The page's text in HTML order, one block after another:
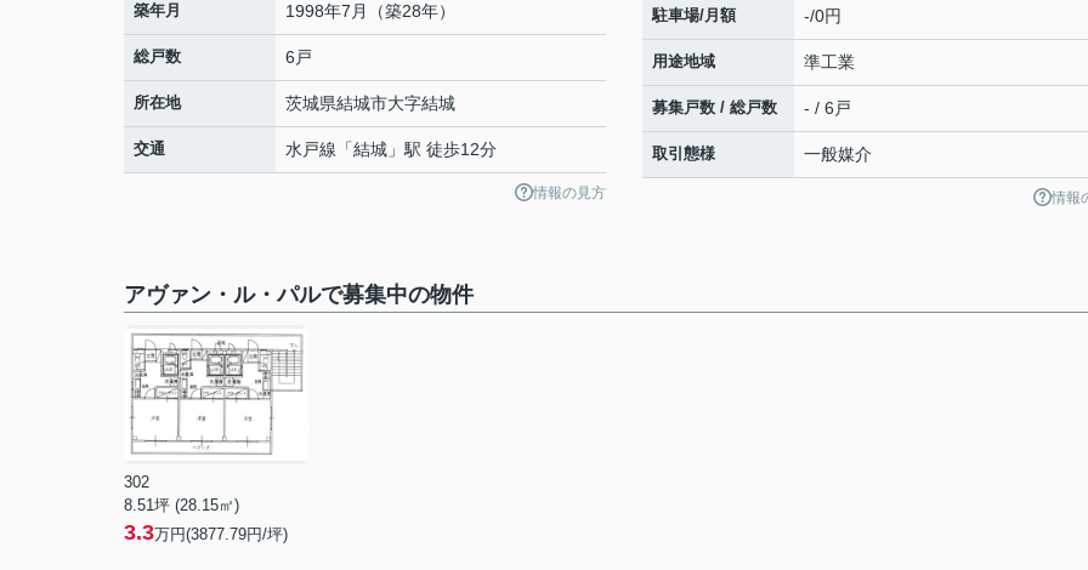
築年月 1998年7月（築28年）
総戸数 6戸
所在地 茨城県結城市大字結城
交通 水戸線 「結城 」駅 徒歩12分
情報の見方
駐車場/月額 -/0円
用途地域 準工業
募集戸数 / 総戸数 - / 6戸
取引態様 一般媒介
情報
アヴァン・ル・パルで募集中の物件
302
8.51坪 (28.15㎡)
3.3万円(3877.79円/坪)